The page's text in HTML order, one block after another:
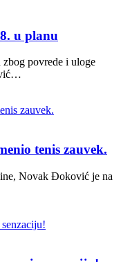
u planu
povrede i uloge
tenis zauvek.
Novak Đoković je na